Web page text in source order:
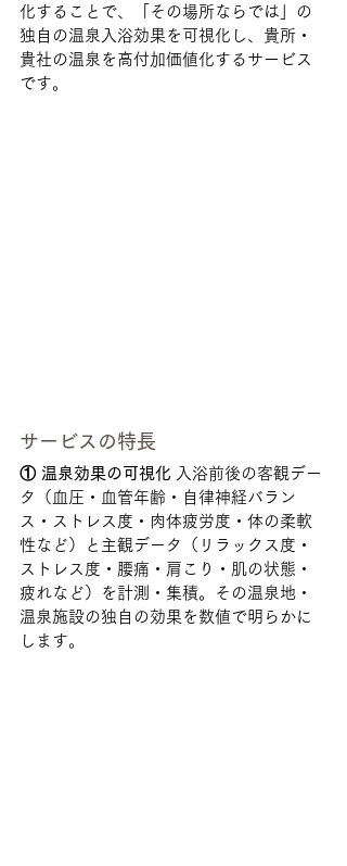
化することで、「その場所ならでは」の
独自の温泉入浴効果を可視化し、貴所・
貴社の温泉を高付加価値化するサービス
です。
サービスの特長
① 温泉効果の可視化 入浴前後の客観デー
タ（血圧・血管年齢・自律神経バラン
ス・ストレス度・肉体疲労度・体の柔軟
性など）と主観データ（リラックス度・
ストレス度・腰痛・肩こり・肌の状態・
疲れなど）を計測・集積。その温泉地・
温泉施設の独自の効果を数値で明らかに
します。